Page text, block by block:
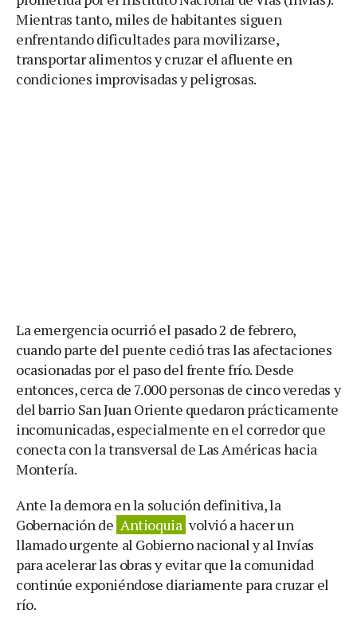
Mientras tanto, miles de habitantes siguen
enfrentando dificultades para movilizarse,
transportar alimentos y cruzar el afluente en
condiciones improvisadas y peligrosas.
La emergencia ocurrió el pasado 2 de febrero,
cuando parte del puente cedió tras las afectaciones
ocasionadas por el paso del frente frío. Desde
entonces, cerca de 7.000 personas de cinco veredas y
del barrio San Juan Oriente quedaron prácticamente
incomunicadas, especialmente en el corredor que
conecta con la transversal de Las Américas hacia
Montería.
Ante la demora en la solución definitiva, la
Gobernación de Antioquia volvió a hacer un
llamado urgente al Gobierno nacional y al Invías
para acelerar las obras y evitar que la comunidad
continúe exponiéndose diariamente para cruzar el
río.